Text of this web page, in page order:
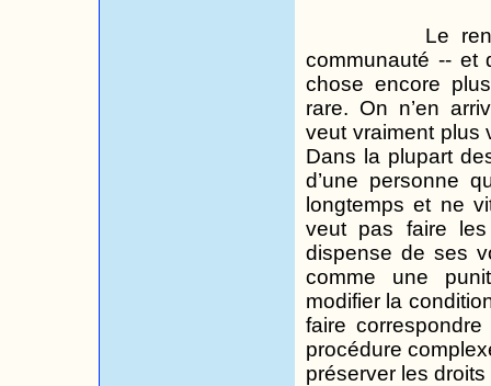
Le
communauté -- et
chose encore
rare. On n’en
veut vraiment plus
Dans la plupart
d’une personne
longtemps et ne
veut pas faire
dispense de ses
comme une
modifier la
faire
procédure
préserver les